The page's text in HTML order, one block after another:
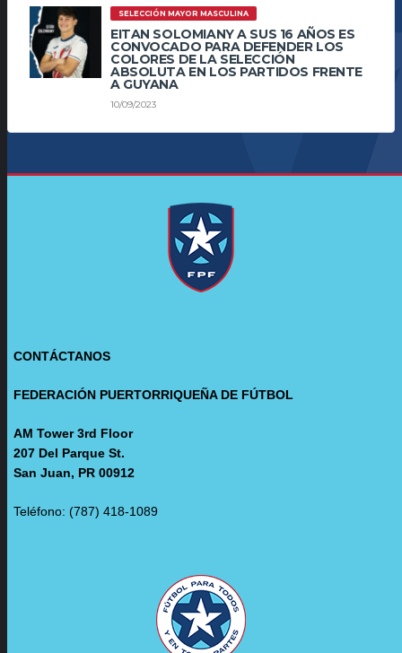
SELECCIÓN MAYOR MASCULINA
EITAN SOLOMIANY A SUS 16 AÑOS ES
CONVOCADO PARA DEFENDER LOS
COLORES DE LA SELECCIÓN
ABSOLUTA EN LOS PARTIDOS FRENTE
A GUYANA
10/09/2023
CONTÁCTANOS
FEDERACIÓN PUERTORRIQUEÑA DE FÚTBOL
AM Tower 3rd Floor
207 Del Parque St.
San Juan, PR 00912
Teléfono: (787) 418-1089